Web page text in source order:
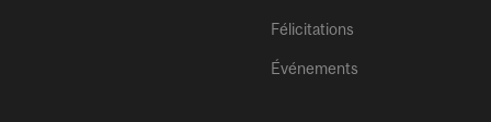
Félicitations
Événements